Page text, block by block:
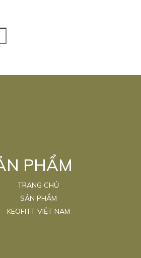
PHẨM
TRANG CHỦ
SẢN PHẨM
KEOFITT VIỆT NAM